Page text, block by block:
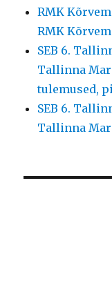
RMK
RMK
SEB 6.
Tallinna
tulemused,
SEB 6.
Tallinna